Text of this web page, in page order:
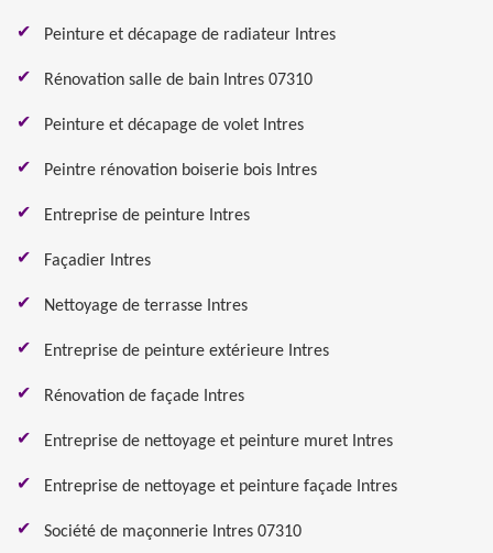
Peinture et décapage de radiateur Intres
Rénovation salle de bain Intres 07310
Peinture et décapage de volet Intres
Peintre rénovation boiserie bois Intres
Entreprise de peinture Intres
Façadier Intres
Nettoyage de terrasse Intres
Entreprise de peinture extérieure Intres
Rénovation de façade Intres
Entreprise de nettoyage et peinture muret Intres
Entreprise de nettoyage et peinture façade Intres
Société de maçonnerie Intres 07310